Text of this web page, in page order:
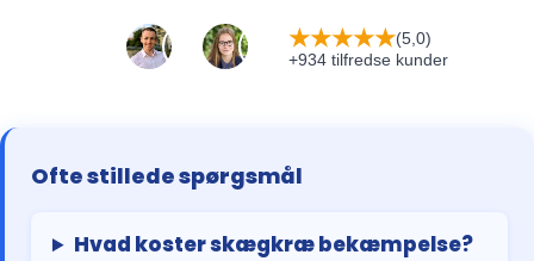
★★★★★(5,0)
+934 tilfredse kunder
Ofte stillede spørgsmål
Hvad koster skægkræ bekæmpelse?